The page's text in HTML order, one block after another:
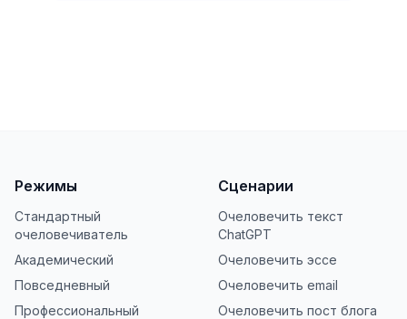
Режимы
Стандартный
очеловечиватель
Академический
Повседневный
Профессиональный
Сценарии
Очеловечить текст
ChatGPT
Очеловечить эссе
Очеловечить email
Очеловечить пост блога